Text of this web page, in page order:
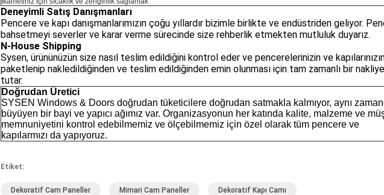
Deneyimli Satış Danışmanları
Pencere ve kapı danışmanlarımızın çoğu yıllardır bizimle birlikte ve endüstriden geliyor.
bahsetmeyi severler ve karar verme sürecinde size rehberlik etmekten mutluluk duyarız.
N-House Shipping
Sysen, ürününüzün size nasıl teslim edildiğini kontrol eder ve pencerelerinizin ve
paketlenip nakledildiğinden ve teslim edildiğinden emin olunması için tam zamanlı bir
tutar.
Doğrudan Üretici
SYSEN Windows & Doors doğrudan tüketicilere doğrudan satmakla kalmıyor, aynı
büyüyen bir bayi ve yapıcı ağımız var. Organizasyonun her katında kalite, malzeme ve
memnuniyetini kontrol edebilmemiz ve ölçebilmemiz için özel olarak tüm pencere ve
kapılarmızı da yapıyoruz.
Etiket:
Dekoratif Cam Paneller Mimari Cam Paneller Dekoratif Kapı Camı